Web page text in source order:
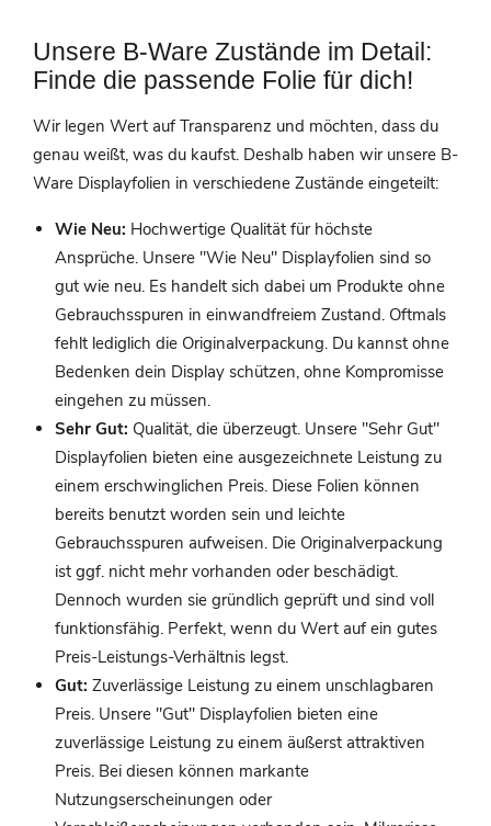
Unsere B-Ware Zustände im Detail:
Finde die passende Folie für dich!
Wir legen Wert auf Transparenz und möchten, dass du
genau weißt, was du kaufst. Deshalb haben wir unsere B-
Ware Displayfolien in verschiedene Zustände eingeteilt:
Wie Neu: Hochwertige Qualität für höchste
Ansprüche. Unsere "Wie Neu" Displayfolien sind so
gut wie neu. Es handelt sich dabei um Produkte ohne
Gebrauchsspuren in einwandfreiem Zustand. Oftmals
fehlt lediglich die Originalverpackung. Du kannst ohne
Bedenken dein Display schützen, ohne Kompromisse
eingehen zu müssen.
Sehr Gut: Qualität, die überzeugt. Unsere "Sehr Gut"
Displayfolien bieten eine ausgezeichnete Leistung zu
einem erschwinglichen Preis. Diese Folien können
bereits benutzt worden sein und leichte
Gebrauchsspuren aufweisen. Die Originalverpackung
ist ggf. nicht mehr vorhanden oder beschädigt.
Dennoch wurden sie gründlich geprüft und sind voll
funktionsfähig. Perfekt, wenn du Wert auf ein gutes
Preis-Leistungs-Verhältnis legst.
Gut: Zuverlässige Leistung zu einem unschlagbaren
Preis. Unsere "Gut" Displayfolien bieten eine
zuverlässige Leistung zu einem äußerst attraktiven
Preis. Bei diesen können markante
Nutzungserscheinungen oder